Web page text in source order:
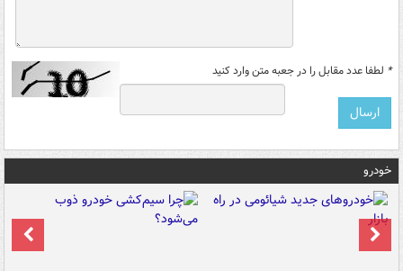
* لطفا عدد مقابل را در جعبه متن وارد کنید
خودرو